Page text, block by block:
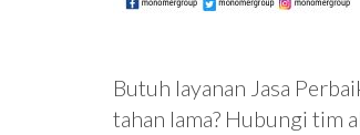
Butuh layanan Jasa
tahan lama? Hubungi tim